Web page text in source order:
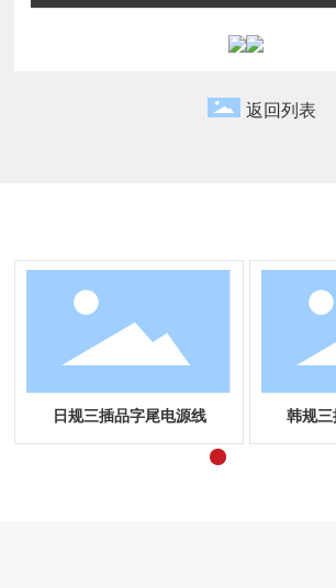
返回列表
日规三插品字尾电源线 韩规